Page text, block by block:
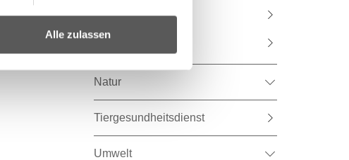
Alle zulassen
Wissens-Corner
Kontakt
Natur
Tiergesundheitsdienst
Umwelt